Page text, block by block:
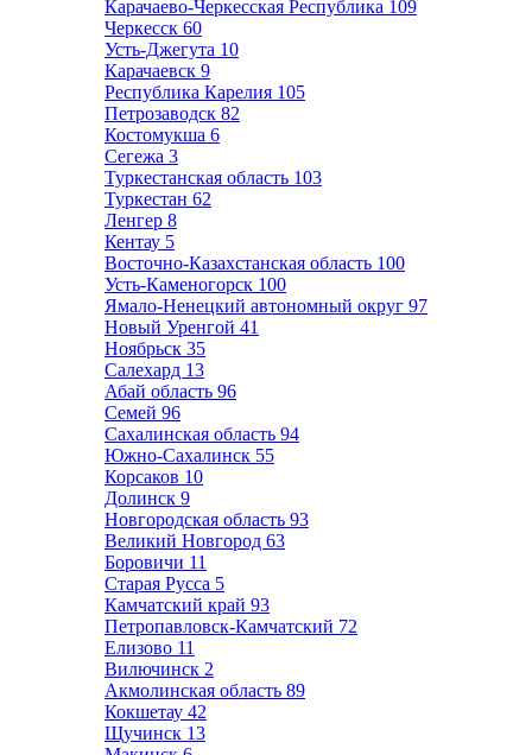
Карачаево-Черкесская Республика 109
Черкесск 60
Усть-Джегута 10
Карачаевск 9
Республика Карелия 105
Петрозаводск 82
Костомукша 6
Сегежа 3
Туркестанская область 103
Туркестан 62
Ленгер 8
Кентау 5
Восточно-Казахстанская область 100
Усть-Каменогорск 100
Ямало-Ненецкий автономный округ 97
Новый Уренгой 41
Ноябрьск 35
Салехард 13
Абай область 96
Семей 96
Сахалинская область 94
Южно-Сахалинск 55
Корсаков 10
Долинск 9
Новгородская область 93
Великий Новгород 63
Боровичи 11
Старая Русса 5
Камчатский край 93
Петропавловск-Камчатский 72
Елизово 11
Вилючинск 2
Акмолинская область 89
Кокшетау 42
Щучинск 13